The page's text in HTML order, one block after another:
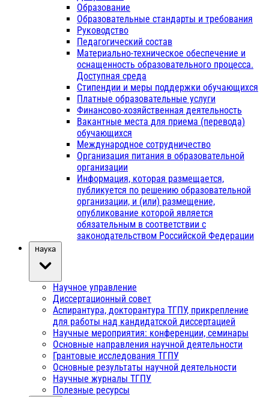
Образование
Образовательные стандарты и требования
Руководство
Педагогический состав
Материально-техническое обеспечение и
оснащенность образовательного процесса.
Доступная среда
Стипендии и меры поддержки обучающихся
Платные образовательные услуги
Финансово-хозяйственная деятельность
Вакантные места для приема (перевода)
обучающихся
Международное сотрудничество
Организация питания в образовательной
организации
Информация, которая размещается,
публикуется по решению образовательной
организации, и (или) размещение,
опубликование которой является
обязательным в соответствии с
законодательством Российской Федерации
Наука
Научное управление
Диссертационный совет
Аспирантура, докторантура ТГПУ, прикрепление
для работы над кандидатской диссертацией
Научные мероприятия: конференции, семинары
Основные направления научной деятельности
Грантовые исследования ТГПУ
Основные результаты научной деятельности
Научные журналы ТГПУ
Полезные ресурсы